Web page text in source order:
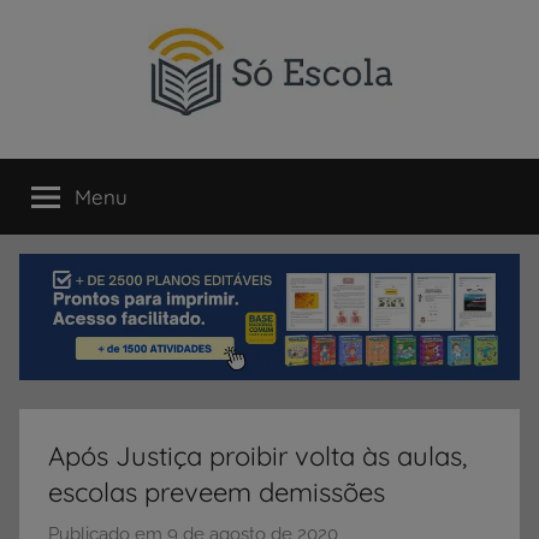
SÓ
ESCOLA
um
portal
direcionado
compartilhamento
dicas
Menu
Após Justiça proibir volta às aulas,
escolas preveem demissões
Publicado em 9 de agosto de 2020